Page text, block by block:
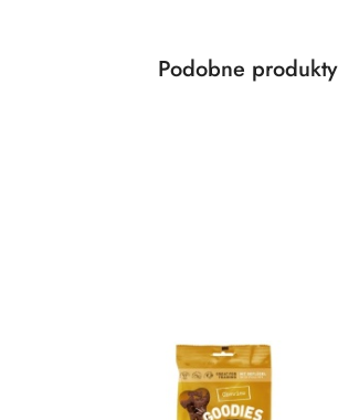
Pomiń karuzelę produktów
Produkty
Podobne produkty